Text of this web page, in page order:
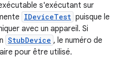
s'exécutant sur
IDeviceTest puisque le
avec un appareil. Si
StubDevice , le numéro de
pour être utilisé.